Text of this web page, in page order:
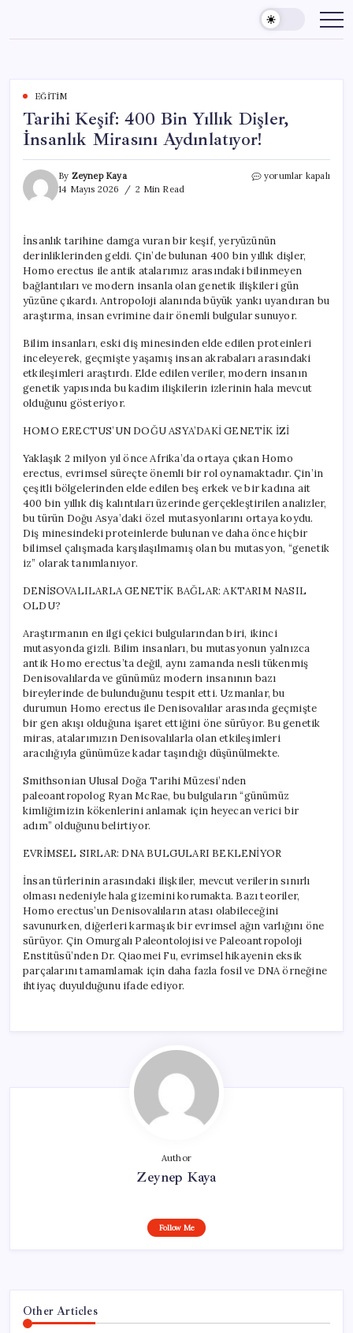
content
EĞITIM
Tarihi Keşif: 400 Bin Yıllık Dişler,
İnsanlık Mirasını Aydınlatıyor!
By Zeynep Kaya
14 Mayıs 2026
2 Min Read
Tarihi
Dişler,
İnsanlık
Mirasını
Aydınlatıyor!
yorumlar kapalı
İnsanlık tarihine damga vuran bir keşif, yeryüzünün
derinliklerinden geldi. Çin’de bulunan 400 bin yıllık dişler,
Homo erectus ile antik atalarımız arasındaki bilinmeyen
bağlantıları ve modern insanla olan genetik ilişkileri gün
yüzüne çıkardı. Antropoloji alanında büyük yankı uyandıran bu
araştırma, insan evrimine dair önemli bulgular sunuyor.
Bilim insanları, eski diş minesinden elde edilen proteinleri
inceleyerek, geçmişte yaşamış insan akrabaları arasındaki
etkileşimleri araştırdı. Elde edilen veriler, modern insanın
genetik yapısında bu kadim ilişkilerin izlerinin hala mevcut
olduğunu gösteriyor.
HOMO ERECTUS’UN DOĞU ASYA’DAKİ GENETİK İZİ
Yaklaşık 2 milyon yıl önce Afrika’da ortaya çıkan Homo
erectus, evrimsel süreçte önemli bir rol oynamaktadır. Çin’in
çeşitli bölgelerinden elde edilen beş erkek ve bir kadına ait
400 bin yıllık diş kalıntıları üzerinde gerçekleştirilen analizler,
bu türün Doğu Asya’daki özel mutasyonlarını ortaya koydu.
Diş minesindeki proteinlerde bulunan ve daha önce hiçbir
bilimsel çalışmada karşılaşılmamış olan bu mutasyon, “genetik
iz” olarak tanımlanıyor.
DENİSOVALILARLA GENETİK BAĞLAR: AKTARIM NASIL
OLDU?
Araştırmanın en ilgi çekici bulgularından biri, ikinci
mutasyonda gizli. Bilim insanları, bu mutasyonun yalnızca
antik Homo erectus’ta değil, aynı zamanda nesli tükenmiş
Denisovalılarda ve günümüz modern insanının bazı
bireylerinde de bulunduğunu tespit etti. Uzmanlar, bu
durumun Homo erectus ile Denisovalılar arasında geçmişte
bir gen akışı olduğuna işaret ettiğini öne sürüyor. Bu genetik
miras, atalarımızın Denisovalılarla olan etkileşimleri
aracılığıyla günümüze kadar taşındığı düşünülmekte.
Smithsonian Ulusal Doğa Tarihi Müzesi’nden
paleoantropolog Ryan McRae, bu bulguların “günümüz
kimliğimizin kökenlerini anlamak için heyecan verici bir
adım” olduğunu belirtiyor.
EVRİMSEL SIRLAR: DNA BULGULARI BEKLENİYOR
İnsan türlerinin arasındaki ilişkiler, mevcut verilerin sınırlı
olması nedeniyle hala gizemini korumakta. Bazı teoriler,
Homo erectus’un Denisovalıların atası olabileceğini
savunurken, diğerleri karmaşık bir evrimsel ağın varlığını öne
sürüyor. Çin Omurgalı Paleontolojisi ve Paleoantropoloji
Enstitüsü’nden Dr. Qiaomei Fu, evrimsel hikayenin eksik
parçalarını tamamlamak için daha fazla fosil ve DNA örneğine
ihtiyaç duyulduğunu ifade ediyor.
Author
Zeynep Kaya
Follow Me
Other Articles